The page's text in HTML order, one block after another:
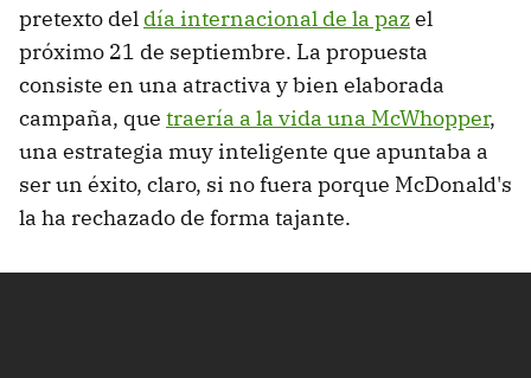
pretexto del día internacional de la pazel
próximo 21 de septiembre. La propuesta
consiste en una atractiva y bien elaborada
campaña, que traería a la vida una McWhopper,
una estrategia muy inteligente que apuntaba a
ser un éxito, claro, si no fuera porque McDonald's
la ha rechazado de forma tajante.